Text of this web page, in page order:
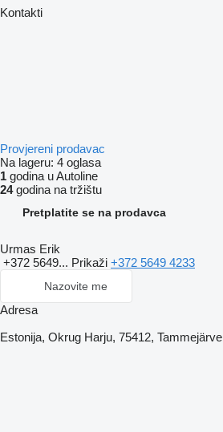
Kontakti
Provjereni prodavac
Na lageru: 4 oglasa
1 godina u Autoline
24godina na tržištu
Pretplatite se na prodavca
Urmas Erik
+372 5649... Prikaži +372 5649 4233
Nazovite me
Adresa
Estonija, Okrug Harju, 75412, Tammejärve